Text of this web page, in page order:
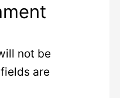
not be
are